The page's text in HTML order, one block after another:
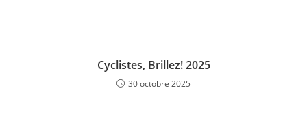
Cyclistes, Brillez! 2025
30 octobre 2025